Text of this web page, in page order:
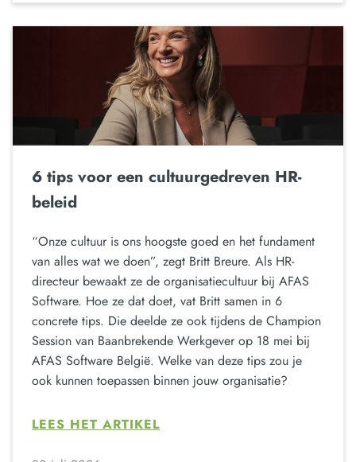
6 tips voor een cultuurgedreven HR-
beleid
“Onze cultuur is ons hoogste goed en het fundament
van alles wat we doen”, zegt Britt Breure. Als HR-
directeur bewaakt ze de organisatiecultuur bij AFAS
Software. Hoe ze dat doet, vat Britt samen in 6
concrete tips. Die deelde ze ook tijdens de Champion
Session van Baanbrekende Werkgever op 18 mei bij
AFAS Software België. Welke van deze tips zou je
ook kunnen toepassen binnen jouw organisatie?
LEES HET ARTIKEL